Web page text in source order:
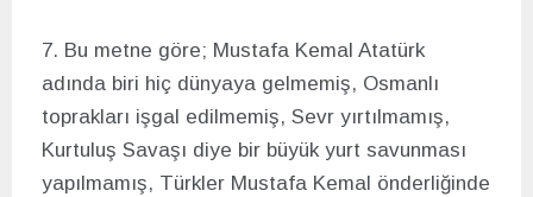
7. Bu metne göre; Mustafa Kemal Atatürk
adında biri hiç dünyaya gelmemiş, Osmanlı
toprakları işgal edilmemiş, Sevr yırtılmamış,
Kurtuluş Savaşı diye bir büyük yurt savunması
yapılmamış, Türkler Mustafa Kemal önderliğinde